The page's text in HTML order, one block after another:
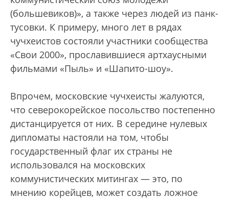
(большевиков)», а также через людей из панк-
тусовки. К примеру, много лет в рядах
чучхеистов состояли участники сообщества
«Свои 2000», прославившиеся артхаусными
фильмами «Пыль» и «Шапито-шоу».
Впрочем, московские чучхеисты жалуются,
что северокорейское посольство постепенно
дистанцируется от них. В середине нулевых
дипломаты настояли на том, чтобы
государственный флаг их страны не
использовался на московских
коммунистических митингах — это, по
мнению корейцев, может создать ложное